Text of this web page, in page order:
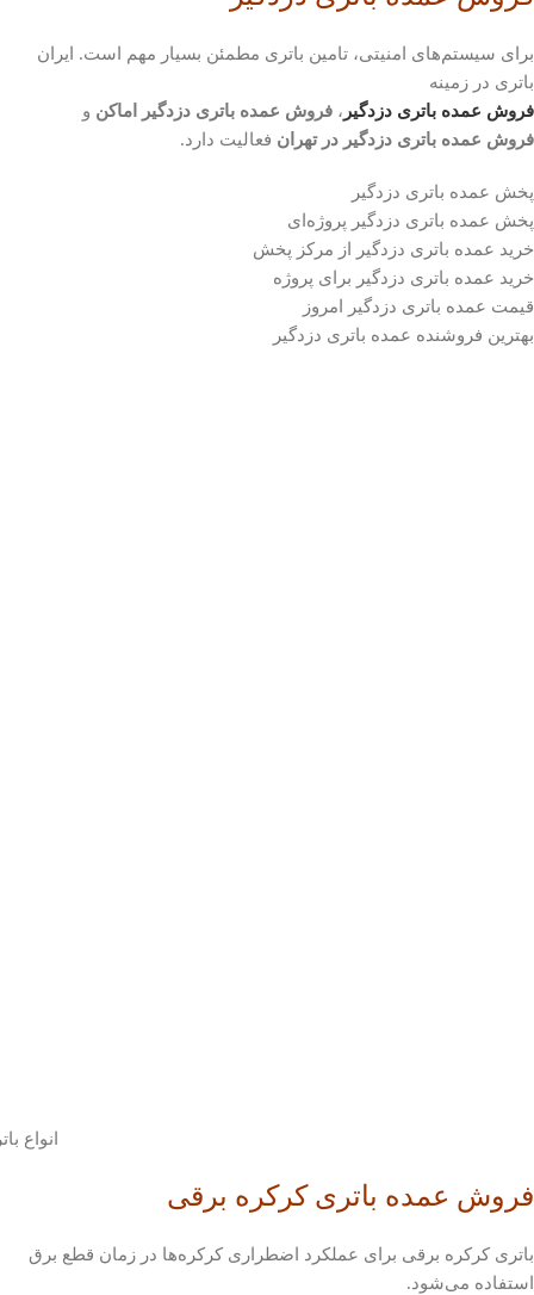
برای سیستم‌های امنیتی، تامین باتری مطمئن بسیار مهم است. ایران
باتری در زمینه
فروش عمده باتری دزدگیر ، فروش عمده باتری دزدگیر اماکن و
فروش عمده باتری دزدگیر در تهران فعالیت دارد.
پخش عمده باتری دزدگیر
پخش عمده باتری دزدگیر پروژه‌ای
خرید عمده باتری دزدگیر از مرکز پخش
خرید عمده باتری دزدگیر برای پروژه
قیمت عمده باتری دزدگیر امروز
بهترین فروشنده عمده باتری دزدگیر
انواع
فروش عمده باتری کرکره برقی
باتری کرکره برقی برای عملکرد اضطراری کرکره‌ها در زمان قطع برق
استفاده می‌شود.